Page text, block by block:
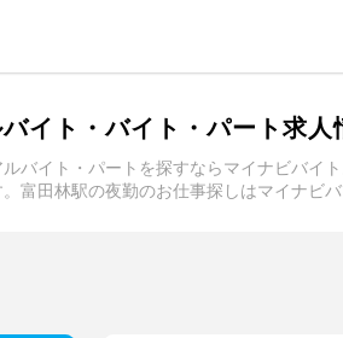
イト・バイト・パート求人
バイト・パートを探すならマイナビバイ
富田林駅の夜勤のお仕事探しはマイナビバ